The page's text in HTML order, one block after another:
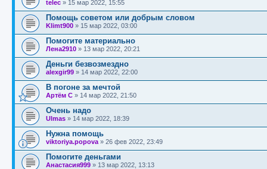
telec » 15 мар 2022, 15:55
Помощь советом или добрым словом
Klimt900 » 15 мар 2022, 03:00
Помогите материально
Лена2910 » 13 мар 2022, 20:21
Деньги безвозмездно
alexgir99 » 14 мар 2022, 22:00
В погоне за мечтой
Артём С » 14 мар 2022, 21:50
Очень надо
Ulmas » 14 мар 2022, 18:39
Нужна помощь
viktoriya.popova » 26 фев 2022, 23:49
Помогите деньгами
Анастасия999 » 13 мар 2022, 13:13